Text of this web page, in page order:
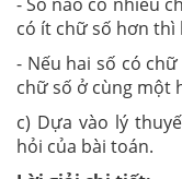
có ít chữ số hơn thì
- Nếu hai số có
chữ số ở cùng một
c) Dựa vào lý
hỏi của bài toán.